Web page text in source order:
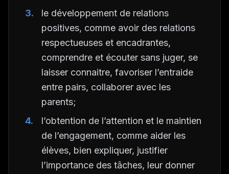
le développement de relations
positives, comme avoir des relations
respectueuses et encadrantes,
comprendre et écouter sans juger, se
laisser connaitre, favoriser l’entraide
entre pairs, collaborer avec les
parents;
l’obtention de l’attention et le maintien
de l’engagement, comme aider les
élèves, bien expliquer, justifier
l’importance des tâches, leur donner